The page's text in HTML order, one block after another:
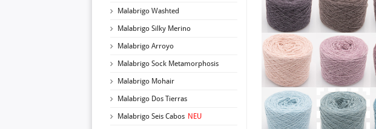
Malabrigo Washted
Malabrigo Silky Merino
Malabrigo Arroyo
Malabrigo Sock Metamorphosis
Malabrigo Mohair
Malabrigo Dos Tierras
Malabrigo Seis Cabos NEU